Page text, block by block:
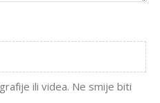
ili videa. Ne smije biti